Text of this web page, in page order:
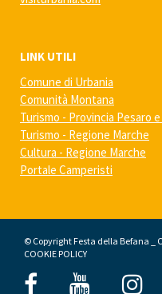
LINK UTILI
Comune di Urbania
Comunità Montana
Turismo - Provincia Pesaro
Turismo - Regione Marche
Cultura - Regione Marche
Portale Camperisti
© Copyright Festa della Befana _
COOKIE POLICY